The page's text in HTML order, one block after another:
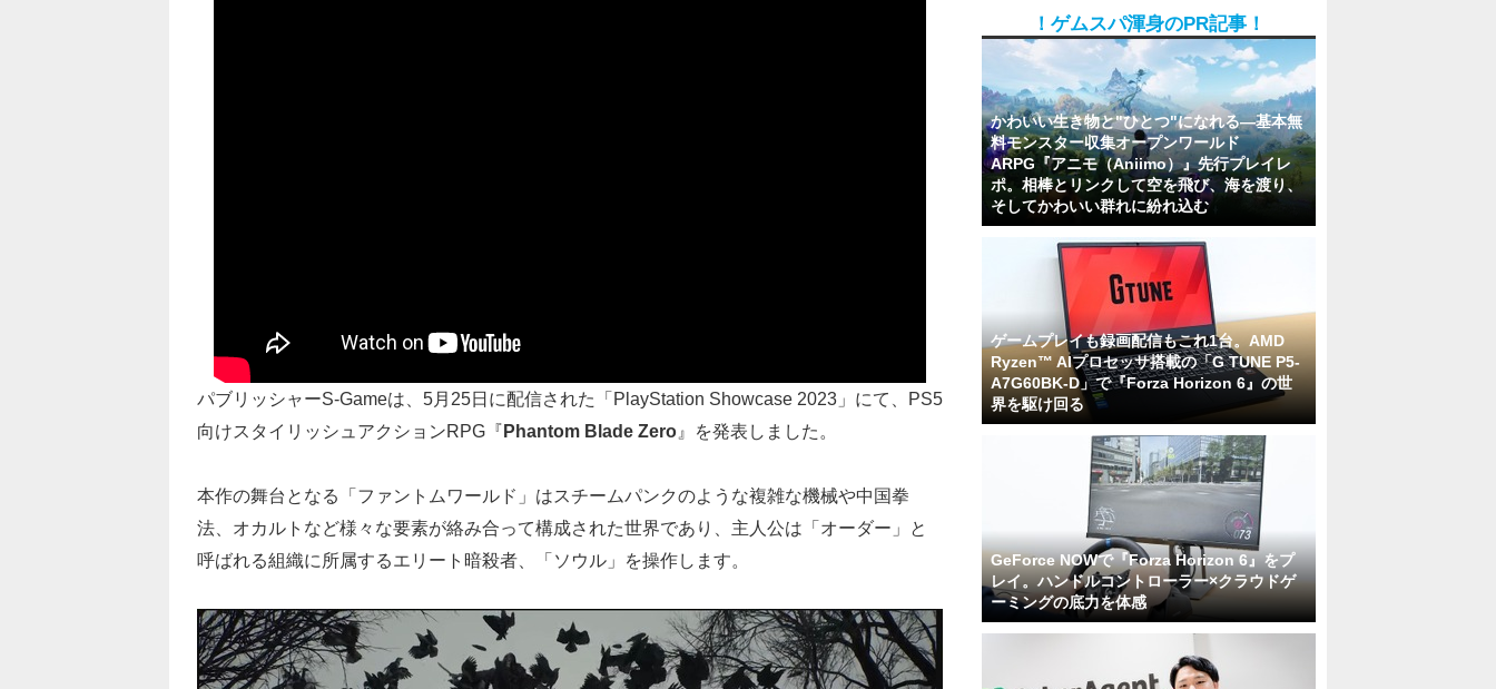
パブリッシャーS-Gameは、5月25日に配信された「PlayStation Showcase 2023」にて、PS5
向けスタイリッシュアクションRPG『Phantom Blade Zero 』を発表しました。
本作の舞台となる「ファントムワールド」はスチームパンクのような複雑な機械や中国拳
法、オカルトなど様々な要素が絡み合って構成された世界であり、主人公は「オーダー」と
呼ばれる組織に所属するエリート暗殺者、「ソウル」を操作します。
！ゲムスパ渾身のPR記事！
かわいい生き物と"ひとつ"になれる―基本無
料モンスター収集オープンワールド
ARPG『アニモ（Aniimo）』先行プレイレ
ポ。相棒とリンクして空を飛び、海を渡り、
そしてかわいい群れに紛れ込む
ゲームプレイも録画配信もこれ1台。AMD
Ryzen™ AIプロセッサ搭載の「G TUNE P5-
A7G60BK-D」で『Forza Horizon 6』の世
界を駆け回る
GeForce NOWで『Forza Horizon 6』をプ
レイ。ハンドルコントローラー×クラウドゲ
ーミングの底力を体感